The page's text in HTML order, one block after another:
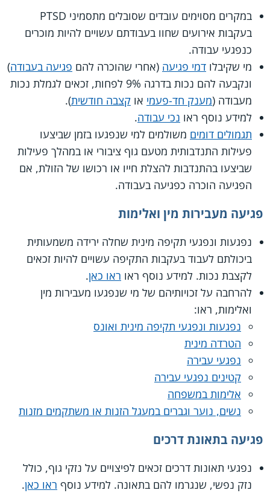
במקרים מסוימים עובדים שסובלים מתסמיני PTSD
בעקבות אירועים שחוו בעבודתם עשויים להיות מוכרים
כנפגעי עבודה.
מי שקיבלו דמי פגיעה (אחרי שהוכרה להם פגיעה בעבודה)
ונקבעה להם נכות בדרגה 9% לפחות, זכאים לגמלת נכות
מעבודה (מענק חד-פעמי או קצבה חודשית).
למידע נוסף ראו נכי עבודה.
תגמולים דומים משולמים למי שנפגעו בזמן שביצעו
פעילות התנדבותית מטעם גוף ציבורי או במהלך פעילות
שביצעו בהתנדבות להצלת חייו או רכושו של הזולת, אם
הפגיעה הוכרה כפגיעה בעבודה.
פגיעה מעבירות מין ואלימות
נפגעות ונפגעי תקיפה מינית שחלה ירידה משמעותית
ביכולתם לעבוד בעקבות התקיפה עשויים להיות זכאים
לקצבת נכות. למידע נוסף ראו ראו כאן.
להרחבה על זכויותיהם של מי שנפגעו מעבירות מין
ואלימות, ראו:
נפגעות ונפגעי תקיפה מינית ואונס
הטרדה מינית
נפגעי עבירה
קטינים נפגעי עבירה
אלימות במשפחה
נשים, נוער וגברים במעגל הזנות או משתקמים מזנות
פגיעה בתאונת דרכים
נפגעי תאונות דרכים זכאים לפיצויים על נזקי גוף, כולל
נזק נפשי, שנגרמו להם בתאונה. למידע נוסף ראו כאן.